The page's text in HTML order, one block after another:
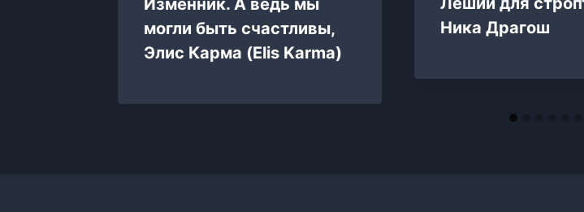
могли быть счастливы,
Элис Карма (Elis Karma)
Ника Драгош